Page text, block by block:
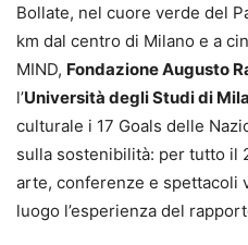
Bollate, nel cuore verde del
km dal centro di Milano e a
MIND, Fondazione Augusto
l’Università degli Studi di
culturale i 17 Goals delle
sulla sostenibilità: per tutto il
arte, conferenze e spettacoli
luogo l’esperienza del